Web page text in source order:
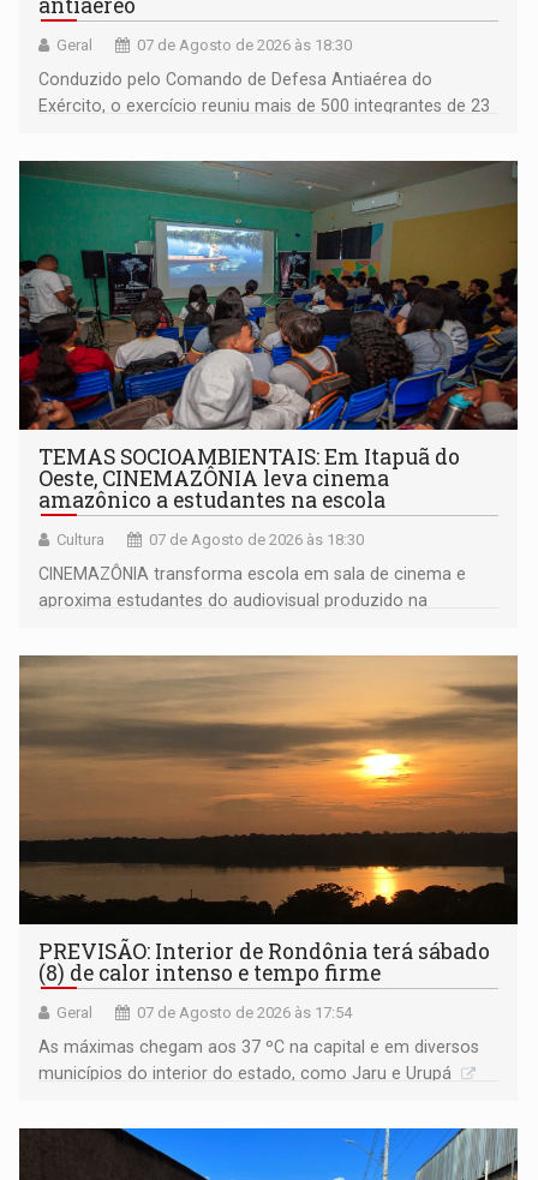
antiaéreo
Geral 07 de Agosto de 2026 às 18:30
Conduzido pelo Comando de Defesa Antiaérea do
Exército, o exercício reuniu mais de 500 integrantes de 23
TEMAS SOCIOAMBIENTAIS: Em Itapuã do
Oeste, CINEMAZÔNIA leva cinema
amazônico a estudantes na escola
Cultura 07 de Agosto de 2026 às 18:30
CINEMAZÔNIA transforma escola em sala de cinema e
aproxima estudantes do audiovisual produzido na
PREVISÃO: Interior de Rondônia terá sábado
(8) de calor intenso e tempo firme
Geral 07 de Agosto de 2026 às 17:54
As máximas chegam aos 37 ºC na capital e em diversos
municípios do interior do estado, como Jaru e Urupá